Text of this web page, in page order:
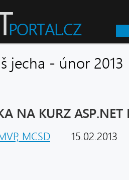
jecha - únor
NA KURZ ASP.NET
MCSD
15.02.2013